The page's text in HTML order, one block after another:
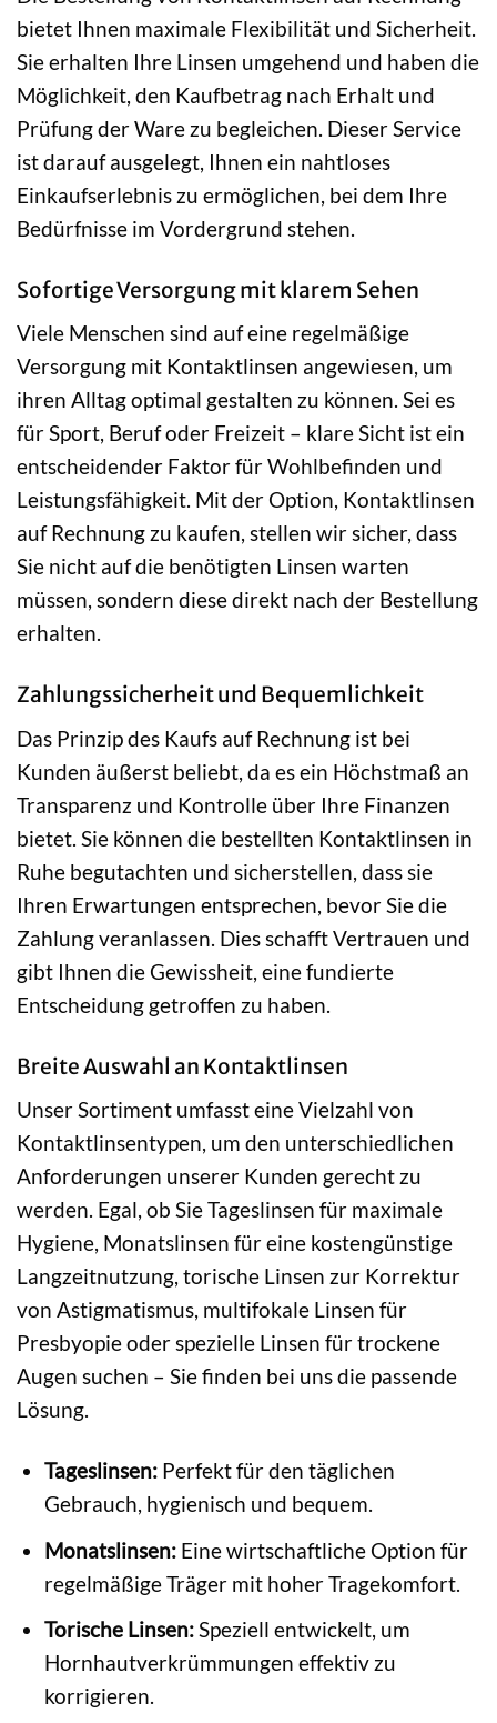
bietet Ihnen maximale Flexibilität und Sicherheit.
Sie erhalten Ihre Linsen umgehend und haben die
Möglichkeit, den Kaufbetrag nach Erhalt und
Prüfung der Ware zu begleichen. Dieser Service
ist darauf ausgelegt, Ihnen ein nahtloses
Einkaufserlebnis zu ermöglichen, bei dem Ihre
Bedürfnisse im Vordergrund stehen.
Sofortige Versorgung mit klarem Sehen
Viele Menschen sind auf eine regelmäßige
Versorgung mit Kontaktlinsen angewiesen, um
ihren Alltag optimal gestalten zu können. Sei es
für Sport, Beruf oder Freizeit – klare Sicht ist ein
entscheidender Faktor für Wohlbefinden und
Leistungsfähigkeit. Mit der Option, Kontaktlinsen
auf Rechnung zu kaufen, stellen wir sicher, dass
Sie nicht auf die benötigten Linsen warten
müssen, sondern diese direkt nach der Bestellung
erhalten.
Zahlungssicherheit und Bequemlichkeit
Das Prinzip des Kaufs auf Rechnung ist bei
Kunden äußerst beliebt, da es ein Höchstmaß an
Transparenz und Kontrolle über Ihre Finanzen
bietet. Sie können die bestellten Kontaktlinsen in
Ruhe begutachten und sicherstellen, dass sie
Ihren Erwartungen entsprechen, bevor Sie die
Zahlung veranlassen. Dies schafft Vertrauen und
gibt Ihnen die Gewissheit, eine fundierte
Entscheidung getroffen zu haben.
Breite Auswahl an Kontaktlinsen
Unser Sortiment umfasst eine Vielzahl von
Kontaktlinsentypen, um den unterschiedlichen
Anforderungen unserer Kunden gerecht zu
werden. Egal, ob Sie Tageslinsen für maximale
Hygiene, Monatslinsen für eine kostengünstige
Langzeitnutzung, torische Linsen zur Korrektur
von Astigmatismus, multifokale Linsen für
Presbyopie oder spezielle Linsen für trockene
Augen suchen – Sie finden bei uns die passende
Lösung.
Tageslinsen:Perfekt für den täglichen
Gebrauch, hygienisch und bequem.
Monatslinsen:Eine wirtschaftliche Option für
regelmäßige Träger mit hoher Tragekomfort.
Torische Linsen:Speziell entwickelt, um
Hornhautverkrümmungen effektiv zu
korrigieren.